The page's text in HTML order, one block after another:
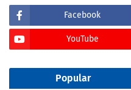
Facebook
YouTube
Popular